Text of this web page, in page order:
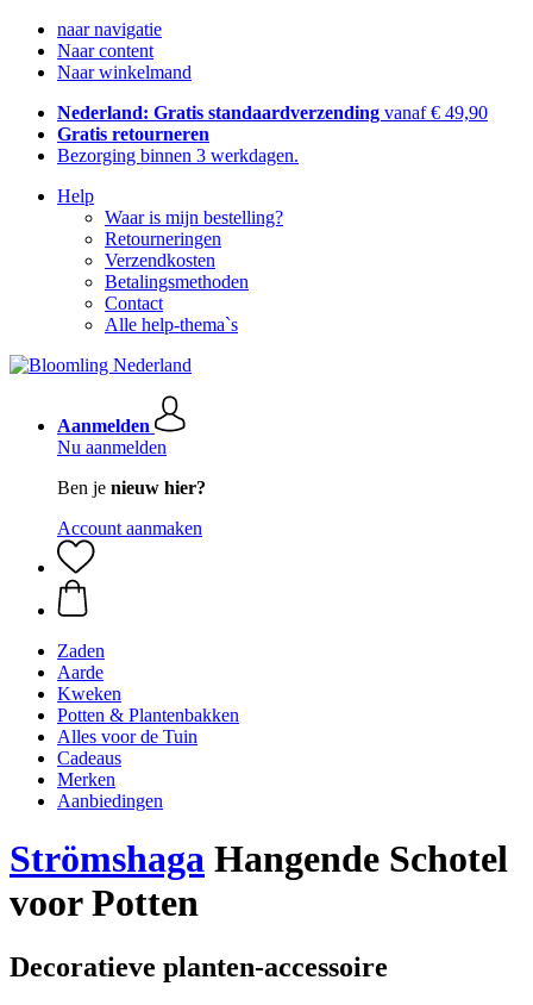
naar navigatie
Naar content
Naar winkelmand
Nederland: Gratis standaardverzending vanaf € 49,90
Gratis retourneren
Bezorging binnen 3 werkdagen.
Help
Waar is mijn bestelling?
Retourneringen
Verzendkosten
Betalingsmethoden
Contact
Alle help-thema`s
Aanmelden
Nu aanmelden
Ben je nieuw hier?
Account aanmaken
Zaden
Aarde
Kweken
Potten & Plantenbakken
Alles voor de Tuin
Cadeaus
Merken
Aanbiedingen
Strömshaga Hangende Schotel
voor Potten
Decoratieve planten-accessoire